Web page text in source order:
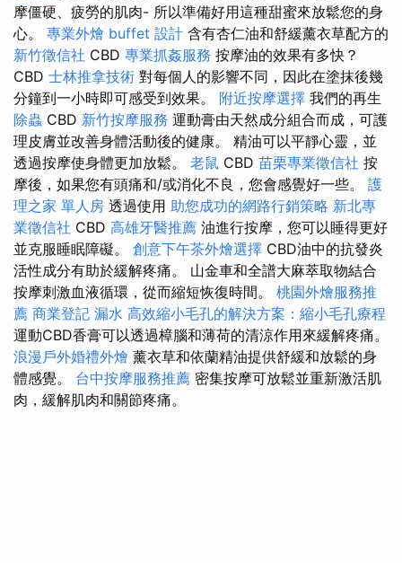
摩僵硬、疲勞的肌肉- 所以準備好用這種甜蜜來放鬆您的身
心。 專業外燴 buffet 設計 含有杏仁油和舒緩薰衣草配方的
新竹徵信社 CBD 專業抓姦服務 按摩油的效果有多快？
CBD 士林推拿技術 對每個人的影響不同，因此在塗抹後幾
分鐘到一小時即可感受到效果。 附近按摩選擇 我們的再生
除蟲 CBD 新竹按摩服務 運動膏由天然成分組合而成，可護
理皮膚並改善身體活動後的健康。 精油可以平靜心靈，並
透過按摩使身體更加放鬆。 老鼠 CBD 苗栗專業徵信社 按
摩後，如果您有頭痛和/或消化不良，您會感覺好一些。 護
理之家 單人房 透過使用 助您成功的網路行銷策略 新北專
業徵信社 CBD 高雄牙醫推薦 油進行按摩，您可以睡得更好
並克服睡眠障礙。 創意下午茶外燴選擇 CBD油中的抗發炎
活性成分有助於緩解疼痛。 山金車和全譜大麻萃取物結合
按摩刺激血液循環，從而縮短恢復時間。 桃園外燴服務推
薦 商業登記 漏水 高效縮小毛孔的解決方案：縮小毛孔療程
運動CBD香膏可以透過樟腦和薄荷的清涼作用來緩解疼痛。
浪漫戶外婚禮外燴 薰衣草和依蘭精油提供舒緩和放鬆的身
體感覺。 台中按摩服務推薦 密集按摩可放鬆並重新激活肌
肉，緩解肌肉和關節疼痛。